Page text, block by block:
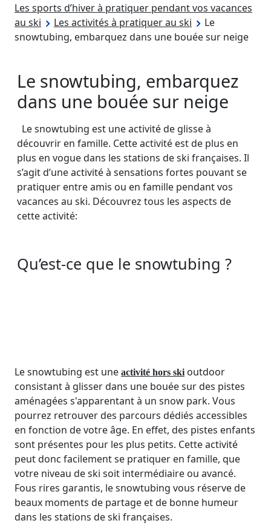
Les sports d’hiver à pratiquer pendant vos vacances
au ski
Les activités à pratiquer au ski
Le
snowtubing, embarquez dans une bouée sur neige
Le snowtubing, embarquez
dans une bouée sur neige
Le snowtubing est une activité de glisse à
découvrir en famille. Cette activité est de plus en
plus en vogue dans les stations de ski françaises. Il
s’agit d’une activité à sensations fortes pouvant se
pratiquer entre amis ou en famille pendant vos
vacances au ski. Découvrez tous les aspects de
cette activité:
Qu’est-ce que le snowtubing ?
Le snowtubing est une activité hors skioutdoor
consistant à glisser dans une bouée sur des pistes
aménagées s'apparentant à un snow park. Vous
pourrez retrouver des parcours dédiés accessibles
en fonction de votre âge. En effet, des pistes enfants
sont présentes pour les plus petits. Cette activité
peut donc facilement se pratiquer en famille, que
votre niveau de ski soit intermédiaire ou avancé.
Fous rires garantis, le snowtubing vous réserve de
beaux moments de partage et de bonne humeur
dans les stations de ski françaises.